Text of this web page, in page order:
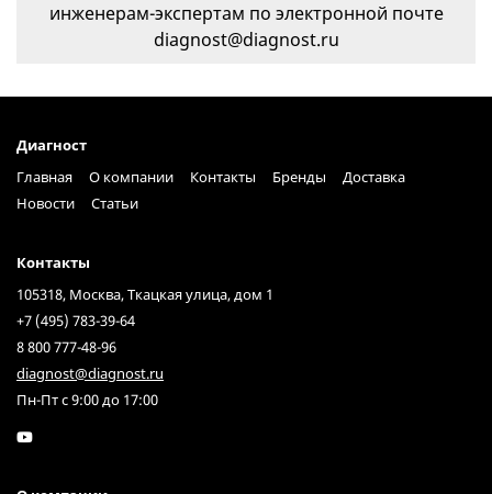
инженерам-экспертам по электронной почте
diagnost@diagnost.ru
Диагност
Главная
О компании Контакты Бренды
Доставка
Новости
Статьи
Контакты
105318, Москва, Ткацкая улица, дом 1
+7 (495) 783-39-64
8 800 777-48-96
diagnost@diagnost.ru
Пн-Пт с 9:00 до 17:00